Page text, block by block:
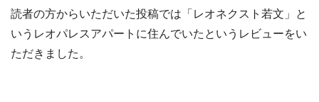
読者の方からいただいた投稿では「レオネクスト若文」と
いうレオパレスアパートに住んでいたというレビューをい
ただきました。